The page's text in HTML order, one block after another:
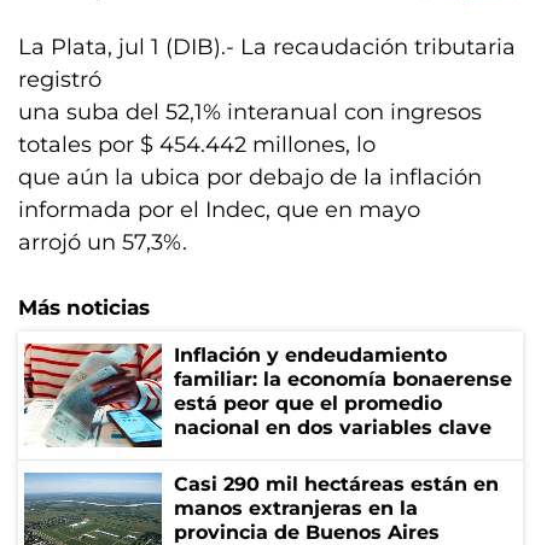
La Plata, jul 1 (DIB).- La recaudación tributaria
registró
una suba del 52,1% interanual con ingresos
totales por $ 454.442 millones, lo
que aún la ubica por debajo de la inflación
informada por el Indec, que en mayo
arrojó un 57,3%.
Más noticias
Inflación y endeudamiento
familiar: la economía bonaerense
está peor que el promedio
nacional en dos variables clave
Casi 290 mil hectáreas están en
manos extranjeras en la
provincia de Buenos Aires